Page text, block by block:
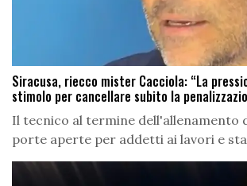
Siracusa, riecco mister Cacciola: “La
stimolo per cancellare subito la
Il tecnico al termine dell'allenamento
porte aperte per addetti ai lavori e